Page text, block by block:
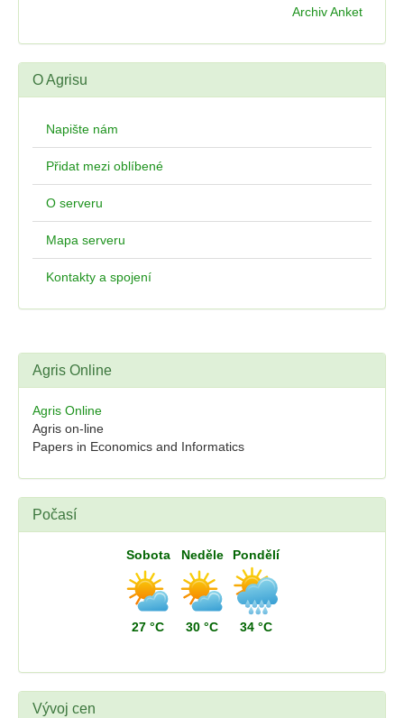
Archiv Anket
O Agrisu
Napište nám
Přidat mezi oblíbené
O serveru
Mapa serveru
Kontakty a spojení
Agris Online
Agris Online
Agris on-line
Papers in Economics and Informatics
Počasí
Sobota
27 °C
Neděle
30 °C
Pondělí
34 °C
Vývoj cen